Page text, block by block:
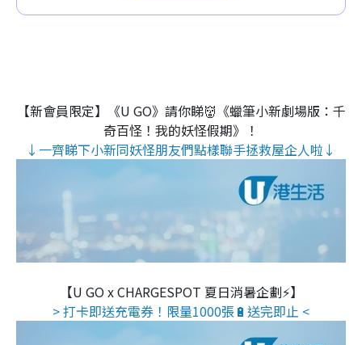
【新會員限定】《U GO》請你睇👹《蠟筆小新劇場版：千
奇百怪！我的妖怪假期》！
↓一齊睇下小新同妖怪朋友們點樣聯手拯救屋企人啦↓
【U GO x CHARGESPOT 夏日消暑企劃⚡】
> 打卡即送充電券！限量1000張🔋送完即止 <